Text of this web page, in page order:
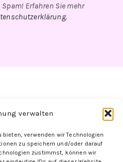
verwalten
verwenden wir Technologien
zu speichern und/oder darauf
zustimmst, können wir
Erfahren Sie mehr
.
hier: